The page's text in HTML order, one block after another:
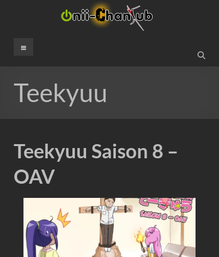
Onii-
Fansub
Menu
Teekyuu
Teekyuu Saison 8 –
OAV